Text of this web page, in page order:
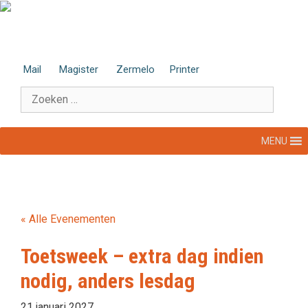
Ga
Mail Magister Zermelo Printer
Zoek
naar:
MENU
« Alle Evenementen
Toetsweek – extra dag indien
nodig, anders lesdag